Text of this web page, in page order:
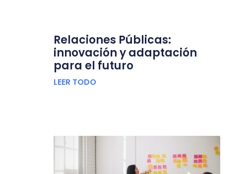
Relaciones Públicas:
innovación y adaptación
para el futuro
LEER TODO